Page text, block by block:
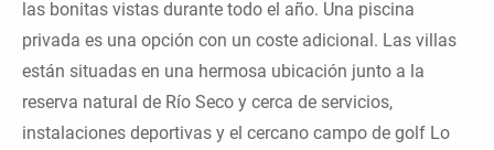
las bonitas vistas durante todo el año. Una piscina
privada es una opción con un coste adicional. Las villas
están situadas en una hermosa ubicación junto a la
reserva natural de Río Seco y cerca de servicios,
instalaciones deportivas y el cercano campo de golf Lo